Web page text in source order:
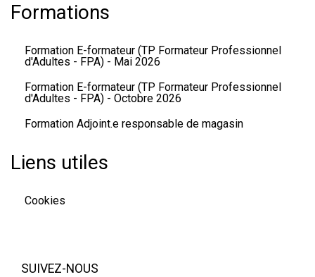
Formations
Formation E-formateur (TP Formateur Professionnel
d'Adultes - FPA) - Mai 2026
Formation E-formateur (TP Formateur Professionnel
d'Adultes - FPA) - Octobre 2026
Formation Adjoint.e responsable de magasin
Liens utiles
Cookies
SUIVEZ-NOUS